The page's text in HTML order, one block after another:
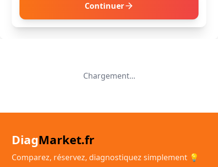
Continuer
Chargement...
DiagMarket.fr
Comparez, réservez, diagnostiquez simplement 💡